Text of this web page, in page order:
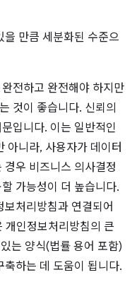
만큼 세분화된 수준으
전하고 완전해야 하지만
것이 좋습니다. 신뢰의
입니다. 이는 일반적인
아니라, 사용자가 데이터
우 비즈니스 의사결정
가능성이 더 높습니다.
처리방침과 연결되어
개인정보처리방침의 큰
는 양식(법률 용어 포함)
하는 데 도움이 됩니다.